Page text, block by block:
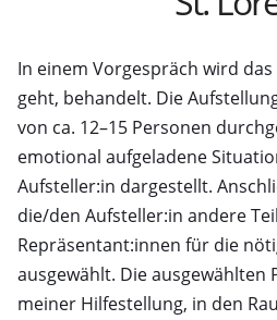
In einem Vorgespräch wird
geht, behandelt. Die
von ca. 12–15 Personen
emotional aufgeladene
Aufsteller:in dargestellt.
die/den Aufsteller:in andere
Repräsentant:innen für die
ausgewählt. Die
meiner Hilfestellung, in den